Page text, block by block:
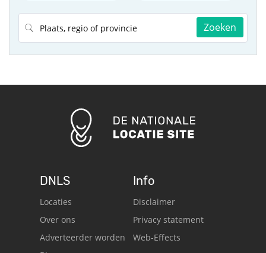
Zoeken
DNLS
Locaties
Over ons
Adverteerder worden
Info
Disclaimer
Privacy statement
Web-Effects